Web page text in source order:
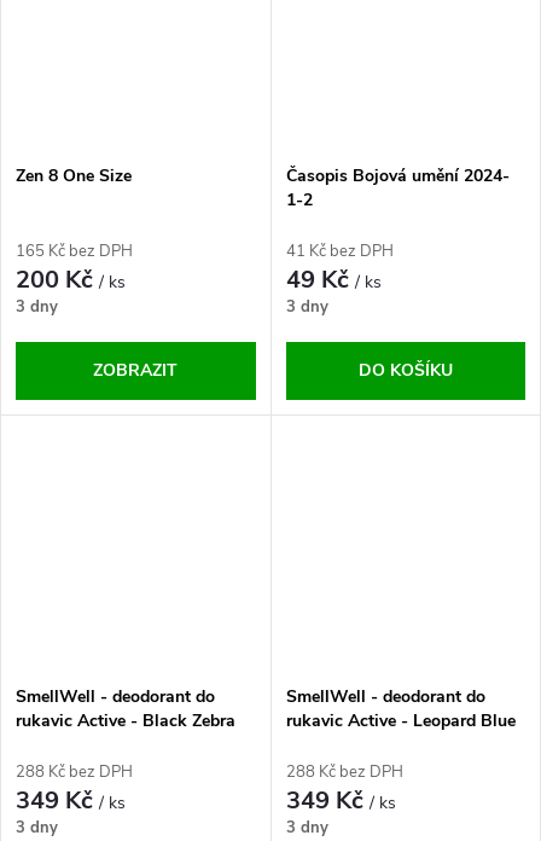
Zen 8 One Size
165 Kč bez DPH
200 Kč/ ks
3 dny
ZOBRAZIT
Časopis Bojová umění 2024-
1-2
41 Kč bez DPH
49 Kč/ ks
3 dny
DO KOŠÍKU
SmellWell - deodorant do
rukavic Active - Black Zebra
288 Kč bez DPH
349 Kč/ ks
3 dny
SmellWell - deodorant do
rukavic Active - Leopard Blue
288 Kč bez DPH
349 Kč/ ks
3 dny